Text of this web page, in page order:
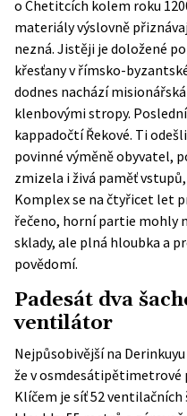
o Chetitcích kolem roku
materiály výslovně
nezná. Jistěji je doložené
křesťany v římsko-
dodnes nachází
klenbovými stropy.
kappadočtí Řekové. Ti
povinné výměně obyvatel,
zmizela i živá paměť
Komplex se na čtyřicet let
řečeno, horní partie mohly
sklady, ale plná hloubka a
povědomí.
Padesát dva
ventilátor
Nejpůsobivější na
že v
Klíčem je síť 52